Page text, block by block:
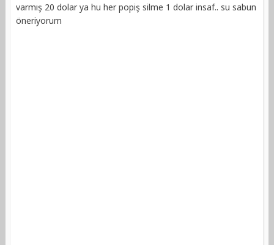
varmış 20 dolar ya hu her popiş silme 1 dolar insaf.. su sabun
öneriyorum